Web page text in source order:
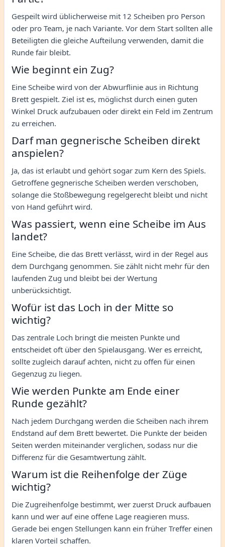
Gespeilt wird üblicherweise mit 12 Scheiben pro Person
oder pro Team, je nach Variante. Vor dem Start sollten alle
Beteiligten die gleiche Aufteilung verwenden, damit die
Runde fair bleibt.
Wie beginnt ein Zug?
Eine Scheibe wird von der Abwurflinie aus in Richtung
Brett gespielt. Ziel ist es, möglichst durch einen guten
Winkel Druck aufzubauen oder direkt ein Feld im Zentrum
zu erreichen.
Darf man gegnerische Scheiben direkt
anspielen?
Ja, das ist erlaubt und gehört sogar zum Kern des Spiels.
Getroffene gegnerische Scheiben werden verschoben,
solange die Stoßbewegung regelgerecht bleibt und nicht
von Hand geführt wird.
Was passiert, wenn eine Scheibe im Aus
landet?
Eine Scheibe, die das Brett verlässt, wird in der Regel aus
dem Durchgang genommen. Sie zählt nicht mehr für den
laufenden Zug und bleibt bei der Wertung
unberücksichtigt.
Wofür ist das Loch in der Mitte so
wichtig?
Das zentrale Loch bringt die meisten Punkte und
entscheidet oft über den Spielausgang. Wer es erreicht,
sollte zugleich darauf achten, nicht zu offen für einen
Gegenzug zu liegen.
Wie werden Punkte am Ende einer
Runde gezählt?
Nach jedem Durchgang werden die Scheiben nach ihrem
Endstand auf dem Brett bewertet. Die Punkte der beiden
Seiten werden miteinander verglichen, sodass nur die
Differenz für die Gesamtwertung zählt.
Warum ist die Reihenfolge der Züge
wichtig?
Die Zugreihenfolge bestimmt, wer zuerst Druck aufbauen
kann und wer auf eine offene Lage reagieren muss.
Gerade bei engen Stellungen kann ein früher Treffer einen
klaren Vorteil schaffen.